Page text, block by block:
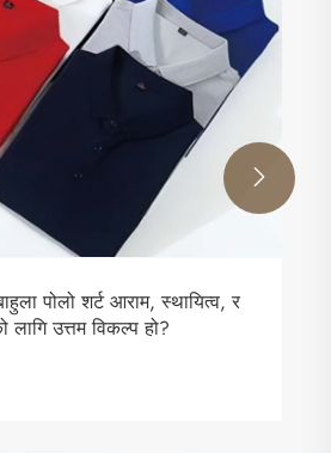
किन पिक लामो बाहुला पोलो शर्ट आराम, शैली,
बहुमुखी प्रतिभाको लागि उत्तम विकल्प हो
